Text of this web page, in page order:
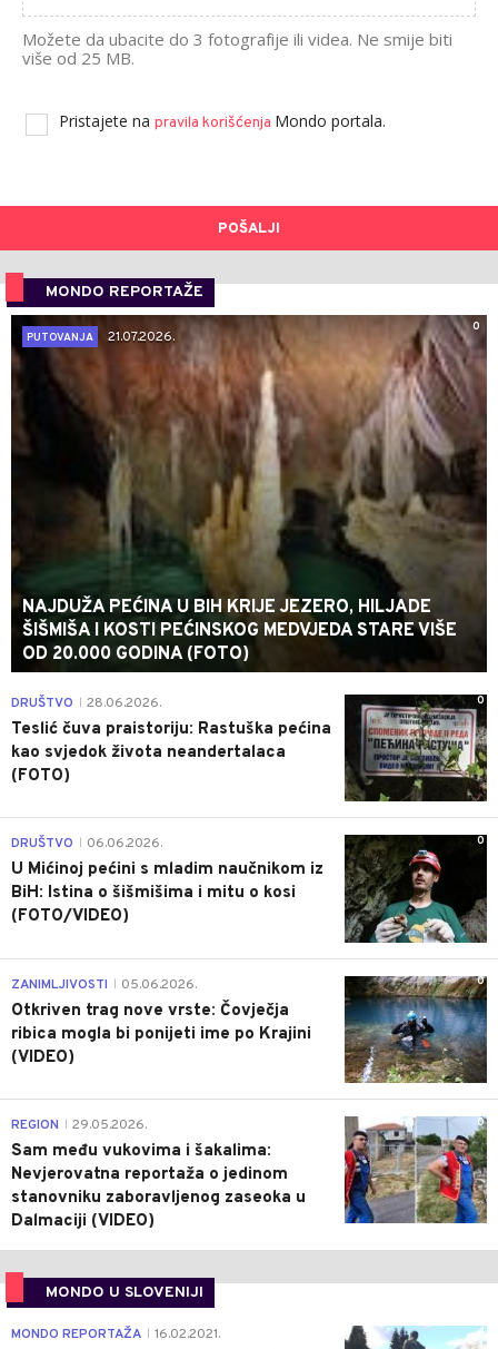
Možete da ubacite do 3 fotografije ili videa. Ne smije biti
više od 25 MB.
Pristajete na pravila korišćenja Mondo portala.
POŠALJI
MONDO REPORTAŽE
0
PUTOVANJA
21.07.2026.
NAJDUŽA PEĆINA U BIH KRIJE JEZERO, HILJADE
ŠIŠMIŠA I KOSTI PEĆINSKOG MEDVJEDA STARE VIŠE
OD 20.000 GODINA (FOTO)
0
DRUŠTVO 28.06.2026.
Teslić čuva praistoriju: Rastuška pećina
kao svjedok života neandertalaca
(FOTO)
0
DRUŠTVO 06.06.2026.
U Mićinoj pećini s mladim naučnikom iz
BiH: Istina o šišmišima i mitu o kosi
(FOTO/VIDEO)
0
ZANIMLJIVOSTI 05.06.2026.
Otkriven trag nove vrste: Čovječja
ribica mogla bi ponijeti ime po Krajini
(VIDEO)
0
REGION 29.05.2026.
Sam među vukovima i šakalima:
Nevjerovatna reportaža o jedinom
stanovniku zaboravljenog zaseoka u
Dalmaciji (VIDEO)
MONDO U SLOVENIJI
4
MONDO REPORTAŽA 16.02.2021.